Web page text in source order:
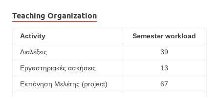
Teaching Organization
Activity Semester workload
Διαλέξεις 39
Εργαστηριακές ασκήσεις 13
Εκπόνηση Μελέτης (project) 67